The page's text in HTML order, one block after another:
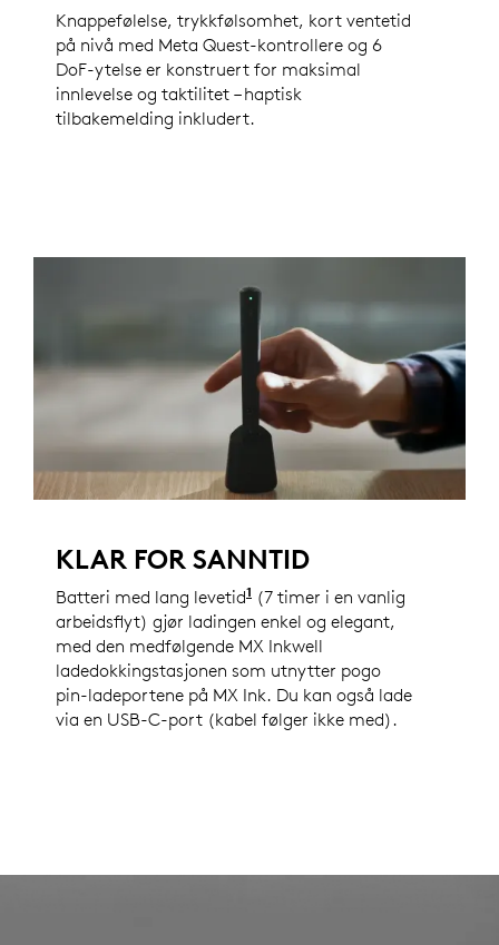
Knappefølelse, trykkfølsomhet, kort ventetid
på nivå med Meta Quest-kontrollere og 6
DoF-ytelse er konstruert for maksimal
innlevelse og taktilitet – haptisk
tilbakemelding inkludert.
KLAR FOR SANNTID
Batteri med lang levetid1 Batteritiden varierer mye
(7 timer i en vanlig
arbeidsflyt) gjør ladingen enkel og elegant,
med den medfølgende MX Inkwell
ladedokkingstasjonen som utnytter pogo
pin-ladeportene på MX Ink. Du kan også lade
via en USB-C-port (kabel følger ikke med).